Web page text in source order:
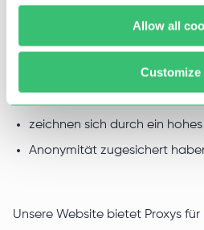
Allow all
Customize
Das bieten wir IPs an:
wird während der gesamten
zeichnen sich durch ein
Anonymität zugesichert
Unsere Website bietet Proxys für